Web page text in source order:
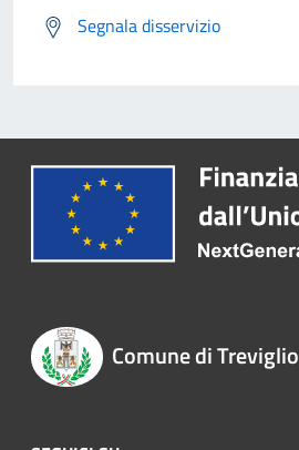
Segnala disservizio
Comune di Treviglio